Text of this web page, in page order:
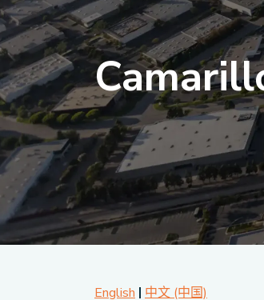
English 中文 (中国)